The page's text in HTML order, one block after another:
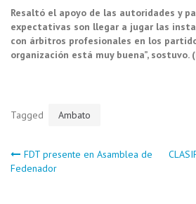
Resaltó el apoyo de las autoridades y
expectativas son llegar a jugar las
con árbitros profesionales en los
organización está muy buena”, sostuvo.
Tagged Ambato
Navegación
FDT presente en Asamblea de
Fedenador